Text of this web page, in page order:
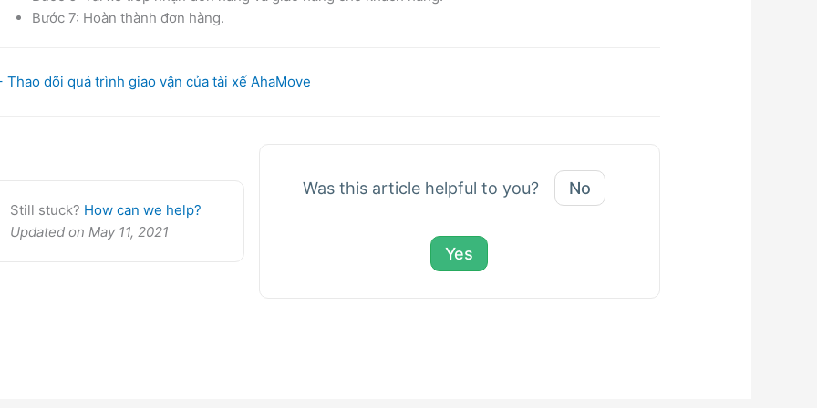
Bước 7: Hoàn thành đơn hàng.
Thao dõi quá trình giao vận của tài xế AhaMove
Still stuck? How can we help?
Updated on May 11, 2021
Was this article helpful to you? No
Yes